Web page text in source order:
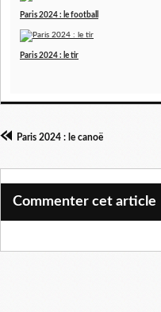
Paris 2024 : le football
Paris 2024 : le tir
Paris 2024 : le canoë
Commenter cet article